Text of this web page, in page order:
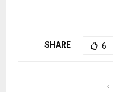
националисти, меѓу кои
SHARE 6